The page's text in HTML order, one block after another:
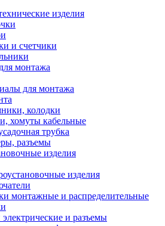
изделия
и счетчики
монтажа
для монтажа
колодки
хомуты кабельные
трубка
разъемы
изделия
изделия
монтажные и распределительные
и разъемы